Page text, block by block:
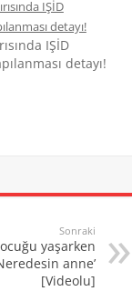
IŞİD
detayı!
Sonraki
yaşarken
anne’
[Videolu]